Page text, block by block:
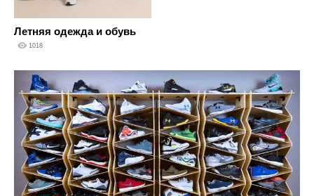
Летняя одежда и обувь
1018